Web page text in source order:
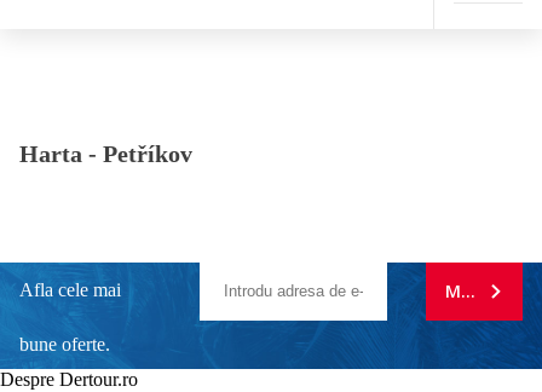
Harta - Petříkov
Afla cele mai
bune oferte.
MA
Despre Dertour.ro